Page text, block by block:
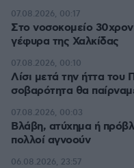
Στο νοσοκομείο
γέφυρα της Χαλκίδας
07.08.2026, 00:17
Λίσι μετά την ήττα
σοβαρότητα θα
07.08.2026, 00:10
Βλάβη, ατύχημα ή
πολλοί αγνοούν
07.08.2026, 00:03
06.08.2026, 23:57